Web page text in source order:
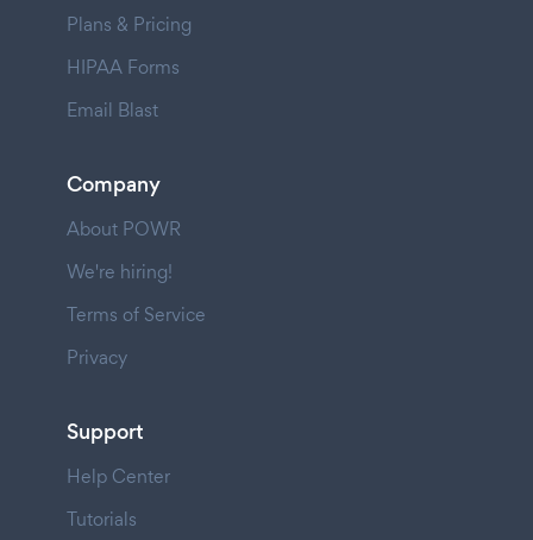
Plans & Pricing
HIPAA Forms
Email Blast
Company
About POWR
We're hiring!
Terms of Service
Privacy
Support
Help Center
Tutorials